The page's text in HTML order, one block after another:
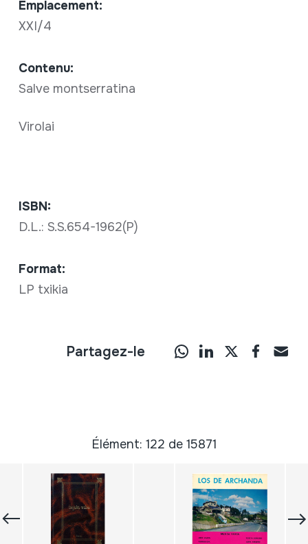
Emplacement:
XXI/4
Contenu:
Salve montserratina
Virolai
ISBN:
D.L.: S.S.654-1962(P)
Format:
LP txikia
Partagez-le
Élément: 122 de 15871